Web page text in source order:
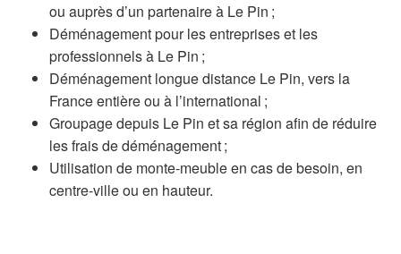
ou auprès d’un partenaire à Le Pin ;
Déménagement pour les entreprises et les
professionnels à Le Pin ;
Déménagement longue distance Le Pin, vers la
France entière ou à l’international ;
Groupage depuis Le Pin et sa région afin de réduire
les frais de déménagement ;
Utilisation de monte-meuble en cas de besoin, en
centre-ville ou en hauteur.